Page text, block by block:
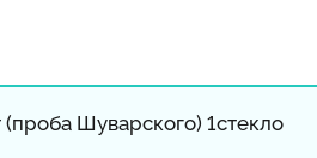
Шуварского) 1стекло